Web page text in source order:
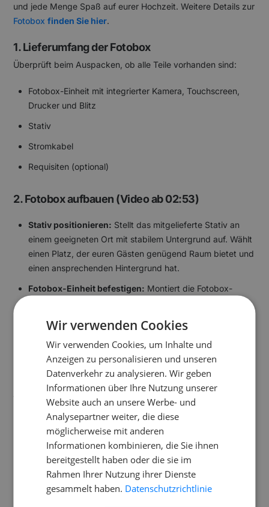
und jede Menge Spaß auf eurer Hochzeit. Weitere Details zur
Fotoboxfinden Sie hier.
1. Lieferumfang der Fotobox
Überprüft beim Auspacken, ob alle Teile vorhanden sind:
Fotobox-Einheit mit integrierter Kamera, Touchscreen,
Drucker und Blitz
Stativ
Stromkabel
Requisiten (optional)
2. Fotobox aufbauen (Video ab 02:53)
Stativ positionieren: Stellt das mitgelieferte Stativ an
einem geeigneten Ort mit stabilem Untergrund auf. Wählt
einen Platz, der euren Gästen genügend Raum bietet und
einen ansprechenden Hintergrund hat.
Fotobox-Einheit befestigen: Montiert die Fotobox-
Strom anschließen:Verbindet die Fotobox mit dem
ebenfalls an den Strom und per USB-Kabel an die
Fotobox an.
Achtet darauf, dass alle Kabel sicher verlegt sind, um
Stolperfallen zu vermeiden.
3. Licht ein- und ausschalten (Video ab 04:16)
Beleuchtung prüfen:Die Renty Fotobox verfügt über
einen integrierten Hochleistungs-Blitz, der für gut
ausgeleuchtete Fotos sorgt. Der Blitz löst beim
Wir verwenden Cookies
Wir verwenden Cookies, um Inhalte und
Anzeigen zu personalisieren und unseren
Datenverkehr zu analysieren. Wir geben
Informationen über Ihre Nutzung unserer
Website auch an unsere Werbe- und
Analysepartner weiter, die diese
möglicherweise mit anderen
Informationen kombinieren, die Sie ihnen
bereitgestellt haben oder die sie im
Rahmen Ihrer Nutzung ihrer Dienste
gesammelt haben. Datenschutzrichtlinie